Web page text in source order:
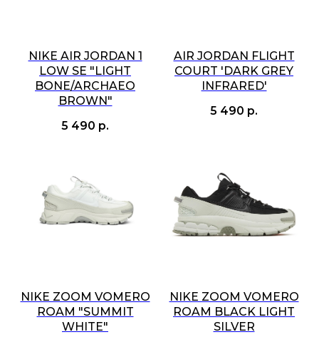
NIKE AIR JORDAN 1
LOW SE "LIGHT
BONE/ARCHAEO
BROWN"
5 490 р.
AIR JORDAN FLIGHT
COURT 'DARK GREY
INFRARED'
5 490 р.
NIKE ZOOM VOMERO
ROAM "SUMMIT
WHITE"
NIKE ZOOM VOMERO
ROAM BLACK LIGHT
SILVER